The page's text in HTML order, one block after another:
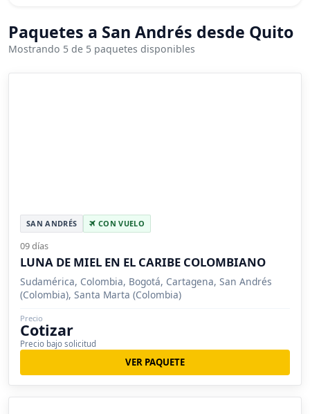
Paquetes a San Andrés desde Quito
Mostrando 5 de 5 paquetes disponibles
SAN ANDRÉS CON VUELO
09 días
LUNA DE MIEL EN EL CARIBE COLOMBIANO
Sudamérica, Colombia, Bogotá, Cartagena, San Andrés
(Colombia), Santa Marta (Colombia)
Precio
Cotizar
Precio bajo solicitud
VER PAQUETE